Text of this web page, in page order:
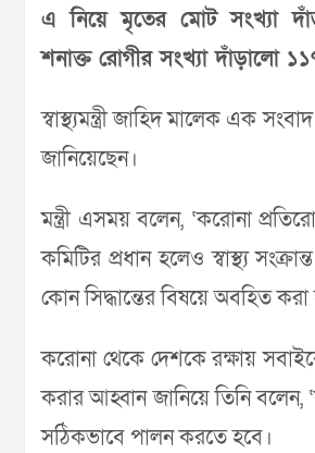
এ নিয়ে মৃতের মোট সংখ্যা
শনাক্ত রোগীর সংখ্যা দাঁড়ালো
স্বাস্থ্যমন্ত্রী জাহিদ মালেক এক
জানিয়েছেন।
মন্ত্রী এসময় বলেন, ‘করোনা
কমিটির প্রধান হলেও স্বাস্থ্য
কোন সিদ্ধান্তের বিষয়ে অবহিত করা
করোনা থেকে দেশকে রক্ষায়
করার আহ্বান জানিয়ে তিনি বলেন,
সঠিকভাবে পালন করতে হবে।